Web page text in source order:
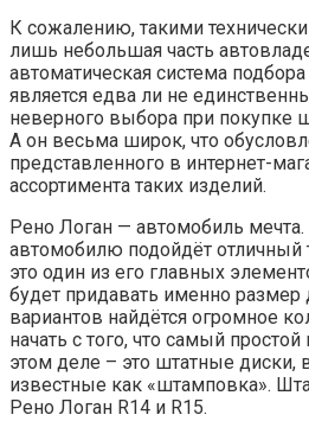
К сожалению, такими
лишь небольшая часть
автоматическая система
является едва ли не
неверного выбора при покупке
А он весьма широк, что
представленного в интернет-
ассортимента таких изделий.
Рено Логан — автомобиль
автомобилю подойдёт отличный
это один из его главных
будет придавать именно размер
вариантов найдётся огромное
начать с того, что самый
этом деле – это штатные диски,
известные как «штамповка».
Рено Логан R14 и R15.